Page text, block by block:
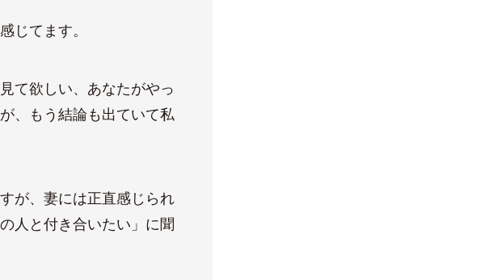
じてます。
て欲しい、あなたがやっ
、もう結論も出ていて私
が、妻には正直感じられ
人と付き合いたい」に聞